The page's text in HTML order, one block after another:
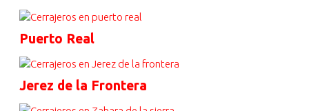
Puerto Real
Jerez de la Frontera